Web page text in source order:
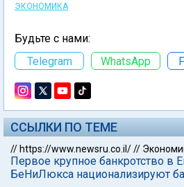
ЭКОНОМИКА
Будьте с нами:
Telegram
WhatsApp
ССЫЛКИ ПО ТЕМЕ
// https://www.newsru.co.il///
Первое крупное банкротство в
БеНиЛюкса национализируют